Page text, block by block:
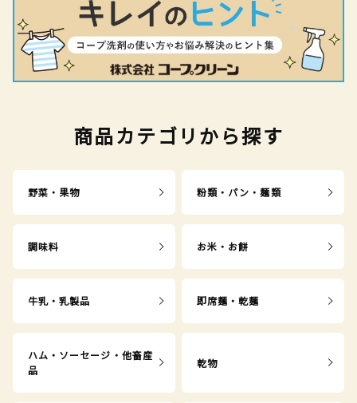
商品カテゴリから探す
野菜・果物 粉類・パン・麺類
調味料 お米・お餅
牛乳・乳製品 即席麺・乾麺
ハム・ソーセージ・他畜産
品
乾物